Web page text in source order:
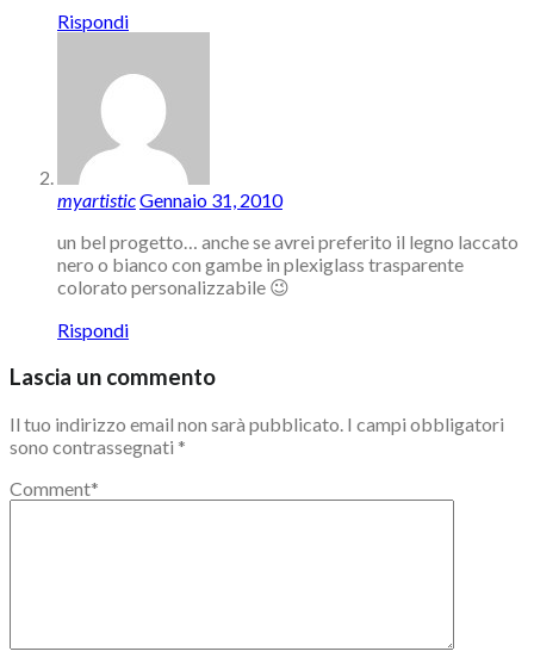
Rispondi
myartisticGennaio 31, 2010
un bel progetto… anche se avrei preferito il legno laccato
nero o bianco con gambe in plexiglass trasparente
colorato personalizzabile 😉
Rispondi
Lascia un commento
Il tuo indirizzo email non sarà pubblicato. I campi obbligatori
sono contrassegnati *
Comment*